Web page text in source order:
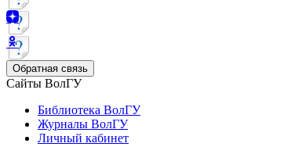
Обратная связь
Сайты ВолГУ
Библиотека ВолГУ
Журналы ВолГУ
Личный кабинет